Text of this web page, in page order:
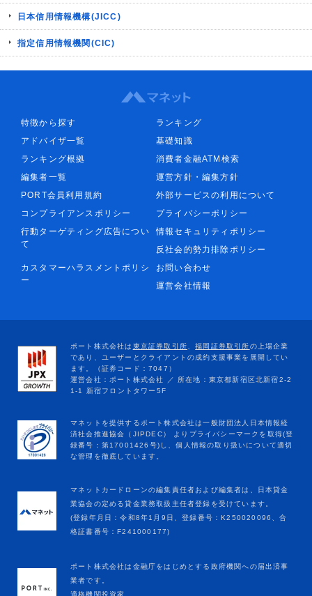
日本信用情報機構(JICC)
指定信用情報機関(CIC)
特徴から探す
ランキング
アドバイザ一覧
基礎知識
ランキング根拠
消費者金融ATM検索
編集者一覧
運営方針・編集方針
PORT会員利用規約
外部サービスの利用について
コンプライアンスポリシー
プライバシーポリシー
行動ターゲティング広告につい
て
情報セキュリティポリシー
反社会的勢力排除ポリシー
カスタマーハラスメントポリシ
ー
お問い合わせ
運営会社情報
マネットカードローンの編集責任者および編集者は、日本貸金
業協会の定める貸金業務取扱主任者登録を受けています。
(登録年月日：令和8年1月9日、登録番号：K250020096、合
格証書番号：F241000177)
ポート株式会社は金融庁をはじめとする政府機関への届出済事
業者です。
適格機関投資家